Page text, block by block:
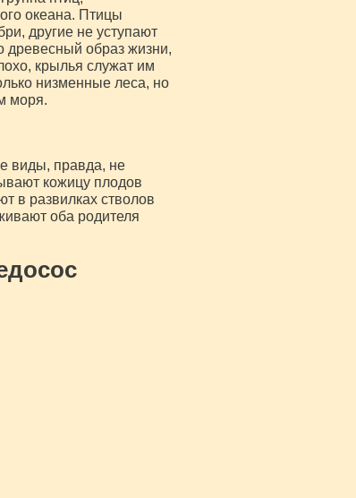
океана. Птицы
другие не уступают
древесный образ жизни,
крылья служат им
низменные леса, но
моря.
виды, правда, не
кожицу плодов
в развилках стволов
оба родителя